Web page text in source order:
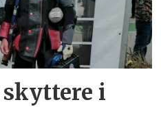
skyttere i